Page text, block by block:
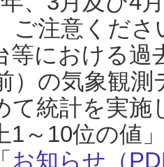
ご注意くだ
等における過
）の気象観
て統計を実
1～10位の値
お知らせ（